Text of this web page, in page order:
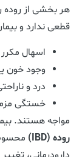
هر بخشی از روده
قطعی ندارد و
اسهال مکرر
وجود خون
درد و
خستگی
مواجه هستند.
روده (IBD)